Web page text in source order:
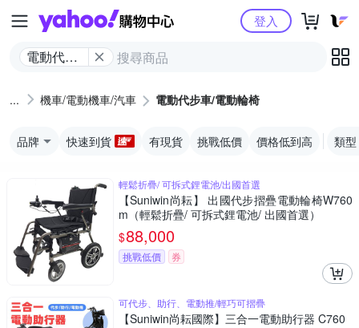
Yahoo購物中心
電動代步
椅
登入
機車/電動機車/汽車 電動代步車/電動輪椅
品牌 快速到貨 有現貨 挑戰低價 價格低到高 類型
輕鬆折疊/ 可拆式鋰電池/出國首選
【Suniwin尚耘】 出國代步摺疊電動輪椅W760
m（輕鬆折疊/ 可拆式鋰電池/ 出國首選）
$88,000
挑戰低價 券
可代步、助行、電動推/輕巧可摺疊
【Suniwin尚耘國際】三合一電動助行器 C760